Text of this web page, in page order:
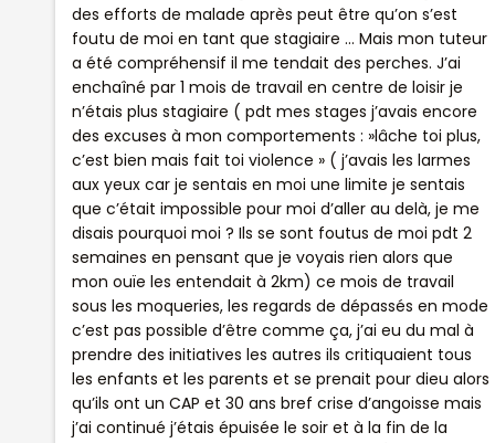
des efforts de malade après peut être qu’on s’est
foutu de moi en tant que stagiaire … Mais mon tuteur
a été compréhensif il me tendait des perches. J’ai
enchaîné par 1 mois de travail en centre de loisir je
n’étais plus stagiaire ( pdt mes stages j’avais encore
des excuses à mon comportements : »lâche toi plus,
c’est bien mais fait toi violence » ( j’avais les larmes
aux yeux car je sentais en moi une limite je sentais
que c’était impossible pour moi d’aller au delà, je me
disais pourquoi moi ? Ils se sont foutus de moi pdt 2
semaines en pensant que je voyais rien alors que
mon ouïe les entendait à 2km) ce mois de travail
sous les moqueries, les regards de dépassés en mode
c’est pas possible d’être comme ça, j’ai eu du mal à
prendre des initiatives les autres ils critiquaient tous
les enfants et les parents et se prenait pour dieu alors
qu’ils ont un CAP et 30 ans bref crise d’angoisse mais
j’ai continué j’étais épuisée le soir et à la fin de la